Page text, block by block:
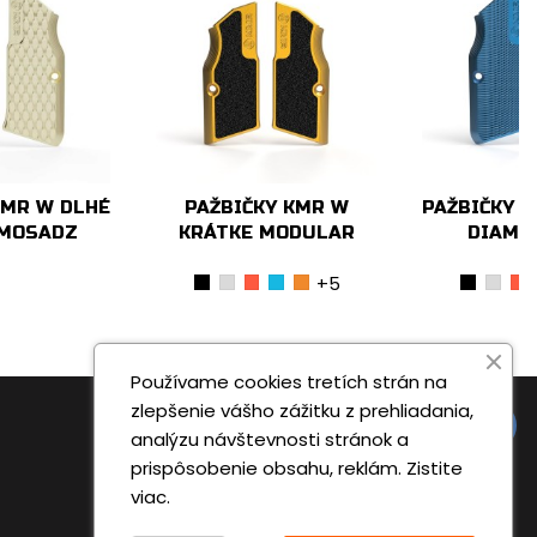
W DLHÉ
PAŽBIČKY KMR W
KRÁTKE MODULAR
čierna
strieborná
červená
modrá
oranžová
+5
PAŽBIČKY
čierna
SLEDUJTE NÁS
Používame cookies tretích strán na
zlepšenie vášho zážitku z prehliadania,
analýzu návštevnosti stránok a
prispôsobenie obsahu, reklám. Zistite
viac.